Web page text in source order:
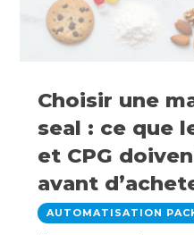
Choisir une
seal : ce que
et CPG
avant
AUTOMATISATION